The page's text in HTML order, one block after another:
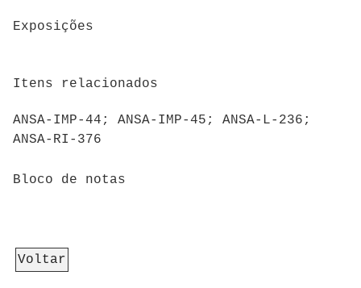
Exposições
Itens relacionados
ANSA-IMP-44; ANSA-IMP-45; ANSA-L-236;
ANSA-RI-376
Bloco de notas
Voltar